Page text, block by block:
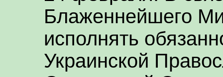
Блаженнейшего
исполнять
Украинской